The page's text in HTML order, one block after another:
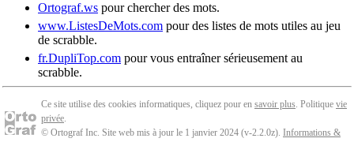
Ortograf.ws pour chercher des mots.
www.ListesDeMots.com pour des listes de mots utiles au jeu
de scrabble.
fr.DupliTop.com pour vous entraîner sérieusement au
scrabble.
Ce site utilise des cookies informatiques, cliquez pour en savoir plus. Politique vie
privée.
© Ortograf Inc. Site web mis à jour le 1 janvier 2024 (v-2.2.0z). Informations &